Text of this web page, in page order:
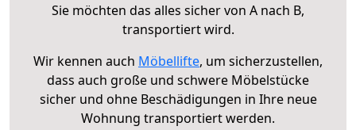
Sie möchten das alles sicher von A nach B,
transportiert wird.
Wir kennen auch Möbellifte, um sicherzustellen,
dass auch große und schwere Möbelstücke
sicher und ohne Beschädigungen in Ihre neue
Wohnung transportiert werden.